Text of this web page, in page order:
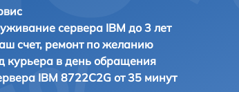
сервера IBM до 3 лет
счет, ремонт по желанию
курьера в день обращения
IBM 8722C2G от 35 минут